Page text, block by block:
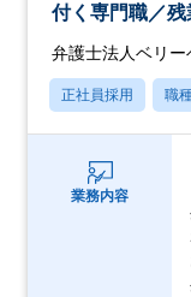
付く専門職／残
弁護士法人ベリ
正社員採用 職
業務内容